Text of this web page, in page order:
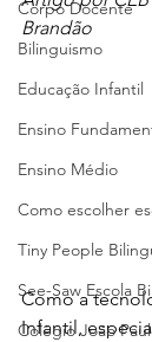
Corpo Docente
Bilinguismo
Educação Infantil
Ensino
Ensino Médio
Como escolher
Tiny People
See-Saw Escola
Colégio João
Brandão
Como a
Infantil,